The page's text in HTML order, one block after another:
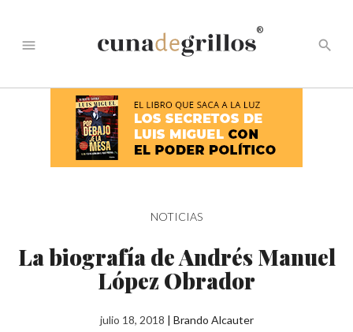
menu
®
search
NOTICIAS
La biografía de Andrés Manuel
López Obrador
julio 18, 2018 | Brando Alcauter